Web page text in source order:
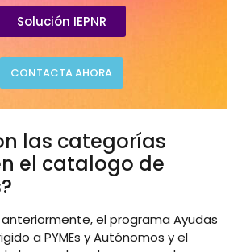
Solución IEPNR
CONTACTA AHORA
las categorías
el catalogo de
el programa Ayudas
a PYMEs y Autónomos y el